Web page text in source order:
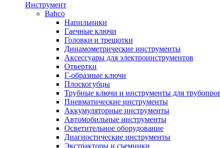
Инструмент
Bahco
Напильники
Гаечные ключи
Головки и трещотки
Динамометрические инструменты
Аксессуары для электроинструментов
Отвертки
Г-образные ключи
Плоскогубцы
Трубные ключи и инструменты для
Пневматические инструменты
Аккумуляторные инструменты
Автомобильные инструменты
Осветительное оборудование
Диагностические инструменты
Экстракторы и съемники